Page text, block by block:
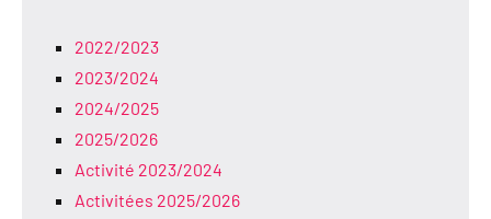
2022/2023
2023/2024
2024/2025
2025/2026
Activité 2023/2024
Activitées 2025/2026